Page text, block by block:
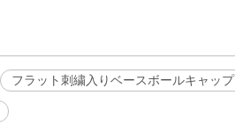
フラット刺繍入りベースボールキャップ